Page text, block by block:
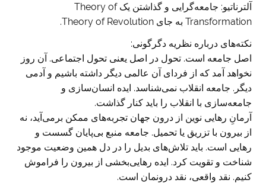
آلترناتیو: جامعه‌گرایی و گذاشتن یک Theory of
Transformation به جای Theory of Revolution.
نکته‌های درباره نظریه دگرگونی:
اصل جامعه است. تحول در اصل یعنی تحول اجتماعی. آن روز
نخواهد آمد که از فردای آن عالمی دیگر داشته باشیم و آدمی
دیگر. جامعه انقلاب نمی‌شناسد. ایده انسان‌سازی و
جامعه‌سازی با انقلاب را باید کنار گذاشت.
آرمانِ رهایی نوین از درون جهان تجربه‌های ممکن برمی‌آید، نه
از بیرون با تزریق یا تحمیل. جامعه منبع بی‌پایان گسست و
رهایی است. باید تلاش‌های بدیل را در دل همین وضعیت موجود
شناخت و تقویت کرد. ایده رهایی‌بخشی از بیرون را فراموش
کنیم. نقد واقعی، نقد درونمان است.